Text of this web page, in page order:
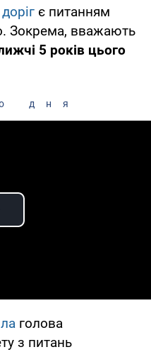
доріг є питанням
Зокрема, вважають
5 років цього
дня
Video
голова
з питань